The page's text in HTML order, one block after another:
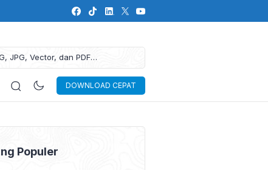
JPG, Vector, dan PDF
DOWNLOAD CEPAT
Populer